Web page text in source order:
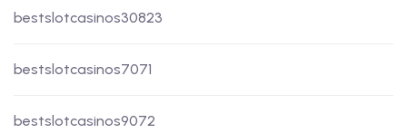
bestslotcasinos30823
bestslotcasinos7071
bestslotcasinos9072